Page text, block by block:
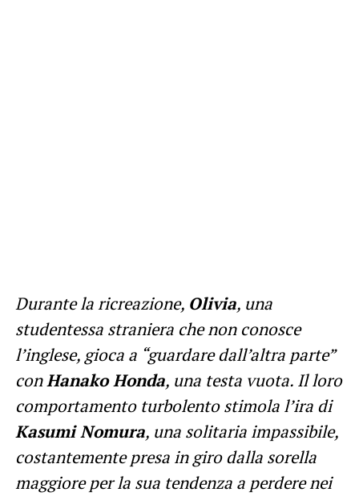
Durante la ricreazione, Olivia, una
studentessa straniera che non conosce
l’inglese, gioca a “guardare dall’altra parte”
conHanako Honda, una testa vuota. Il loro
comportamento turbolento stimola l’ira di
Kasumi Nomura, una solitaria impassibile,
costantemente presa in giro dalla sorella
maggiore per la sua tendenza a perdere nei